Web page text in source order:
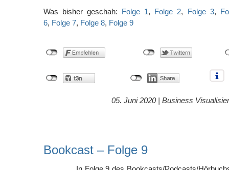
Was bisher geschah: Folge 1, Folge 2, Folge 3,
6, Folge 7, Folge 8, Folge 9
05. Juni 2020 | Business
Bookcast – Folge 9